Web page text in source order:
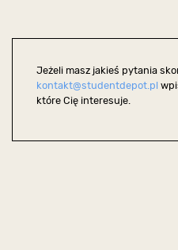
Jeżeli masz jakieś pytania
kontakt@studentdepot.pl
które Cię interesuje.